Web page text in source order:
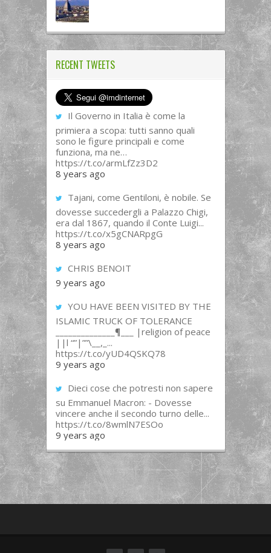
RECENT TWEETS
Il Governo in Italia è come la
primiera a scopa: tutti sanno quali
sono le figure principali e come
funziona, ma ne…
https://t.co/armLfZz3D2
8 years ago
Tajani, come Gentiloni, è nobile. Se
dovesse succedergli a Palazzo Chigi,
era dal 1867, quando il Conte Luigi...
https://t.co/x5gCNARpgG
8 years ago
CHRIS BENOIT
9 years ago
YOU HAVE BEEN VISITED BY THE
ISLAMIC TRUCK OF TOLERANCE
______________¶___ |religion of peace
||l “”|””\__,_...
https://t.co/yUD4QSKQ78
9 years ago
Dieci cose che potresti non sapere
su Emmanuel Macron: - Dovesse
vincere anche il secondo turno delle...
https://t.co/8wmlN7ESOo
9 years ago